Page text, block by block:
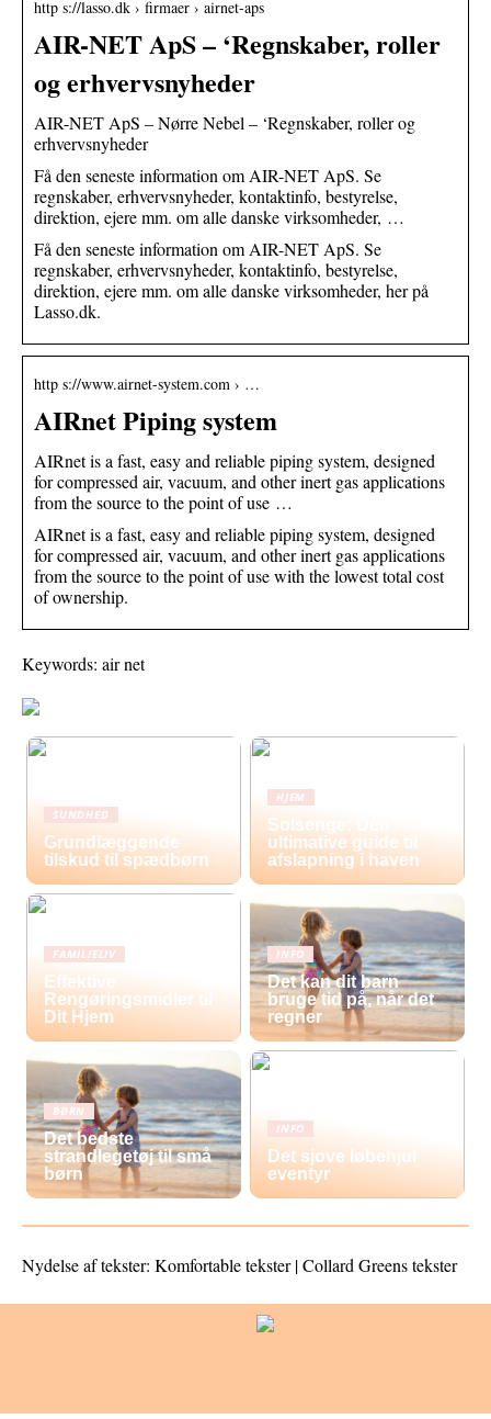
http s://lasso.dk › firmaer › airnet-aps
AIR-NET ApS – ‘Regnskaber, roller
og erhvervsnyheder
AIR-NET ApS – Nørre Nebel – ‘Regnskaber, roller og
erhvervsnyheder
Få den seneste information om AIR-NET ApS. Se
regnskaber, erhvervsnyheder, kontaktinfo, bestyrelse,
direktion, ejere mm. om alle danske virksomheder, …
Få den seneste information om AIR-NET ApS. Se
regnskaber, erhvervsnyheder, kontaktinfo, bestyrelse,
direktion, ejere mm. om alle danske virksomheder, her på
Lasso.dk.
http s://www.airnet-system.com › …
AIRnet Piping system
AIRnet is a fast, easy and reliable piping system, designed
for compressed air, vacuum, and other inert gas applications
from the source to the point of use …
AIRnet is a fast, easy and reliable piping system, designed
for compressed air, vacuum, and other inert gas applications
from the source to the point of use with the lowest total cost
of ownership.
Keywords: air net
SUNDHED
Grundlæggende
tilskud til spædbørn
HJEM
Solsenge: Den
ultimative guide til
afslapning i haven
FAMILIELIV
Effektive
Rengøringsmidler til
Dit Hjem
INFO
Det kan dit barn
bruge tid på, når det
regner
BØRN
Det bedste
strandlegetøj til små
børn
INFO
Det sjove løbehjul
eventyr
Nydelse af tekster: Komfortable tekster | Collard Greens tekster